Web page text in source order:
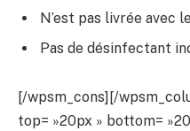
N’est pas livrée avec
Pas de désinfectant
[/wpsm_cons][/
top= »20px » bottom=